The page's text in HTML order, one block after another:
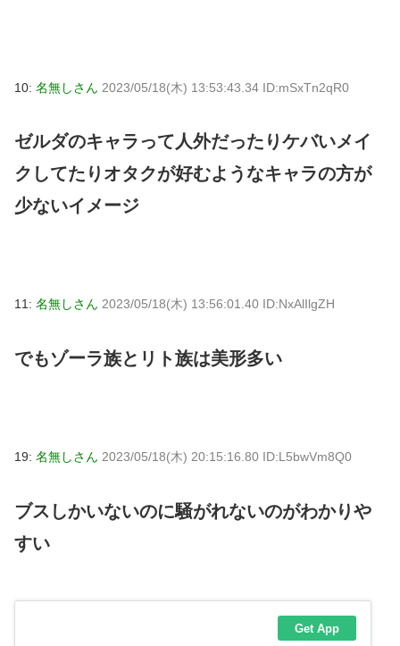
10: 名無しさん 2023/05/18(木) 13:53:43.34 ID:mSxTn2qR0
ゼルダのキャラって人外だったりケバいメイ
クしてたりオタクが好むようなキャラの方が
少ないイメージ
11: 名無しさん 2023/05/18(木) 13:56:01.40 ID:NxAlIlgZH
でもゾーラ族とリト族は美形多い
19: 名無しさん 2023/05/18(木) 20:15:16.80 ID:L5bwVm8Q0
ブスしかいないのに騒がれないのがわかりや
すい